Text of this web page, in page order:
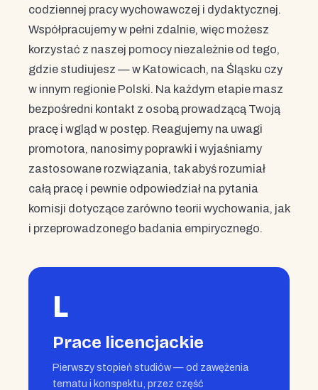
codziennej pracy wychowawczej i dydaktycznej.
Współpracujemy w pełni zdalnie, więc możesz
korzystać z naszej pomocy niezależnie od tego,
gdzie studiujesz — w Katowicach, na Śląsku czy
w innym regionie Polski. Na każdym etapie masz
bezpośredni kontakt z osobą prowadzącą Twoją
pracę i wgląd w postęp. Reagujemy na uwagi
promotora, nanosimy poprawki i wyjaśniamy
zastosowane rozwiązania, tak abyś rozumiał
całą pracę i pewnie odpowiedział na pytania
komisji dotyczące zarówno teorii wychowania, jak
i przeprowadzonego badania empirycznego.
L
Prace licencjackie
Pierwszy stopień studiów — od zawężenia
tematu i konspektu, przez część